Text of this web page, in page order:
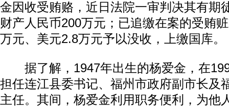
金因收受贿赂，近日法院一审判决其有期
财产人民币200万元；已追缴在案的受贿
万元、美元2.8万元予以没收，上缴国库。
据了解，1947年出生的杨爱金，在
担任连江县委书记、福州市政府副市长及
主任。其间，杨爱金利用职务便利，为他